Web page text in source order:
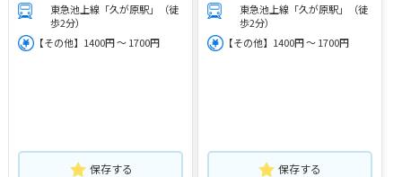
東急池上線「久が原駅」（徒
歩2分）
【その他】1400円 ～ 1700円
保存する
東急池上線「久が原駅」（徒
歩2分）
【その他】1400円 ～ 1700円
保存する